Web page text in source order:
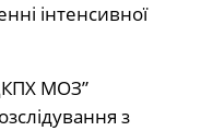
інтенсивної
МОЗ”
з